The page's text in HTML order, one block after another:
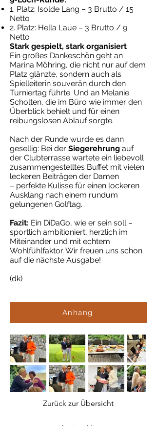
1. Platz: Isolde Lang – 3 Brutto / 15
Netto
2. Platz: Hella Laue – 3 Brutto / 9
Netto
Stark gespielt, stark organisiert
Ein großes Dankeschön geht an
Marina Möhring, die nicht nur auf dem
Platz glänzte, sondern auch als
Spielleiterin souverän durch den
Turniertag führte. Und an Melanie
Scholten, die im Büro wie immer den
Überblick behielt und für einen
reibungslosen Ablauf sorgte.
Nach der Runde wurde es dann
gesellig: Bei der Siegerehrung auf
der Clubterrasse wartete ein liebevoll
zusammengestelltes Buffet mit vielen
leckeren Beiträgen der Damen
– perfekte Kulisse für einen lockeren
Ausklang nach einem rundum
gelungenen Golftag.
Fazit: Ein DiDaGo, wie er sein soll –
sportlich ambitioniert, herzlich im
Miteinander und mit echtem
Wohlfühlfaktor. Wir freuen uns schon
auf die nächste Ausgabe!
(dk)
Anhang
Zurück zur Übersicht